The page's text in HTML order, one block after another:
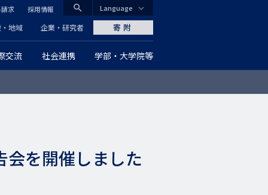
CLOSE
search
グ
ロ
交流 社会連携 学部・大学院等
地域 企業・研究者
求 採用情報
寄附
Language
会を開催しました